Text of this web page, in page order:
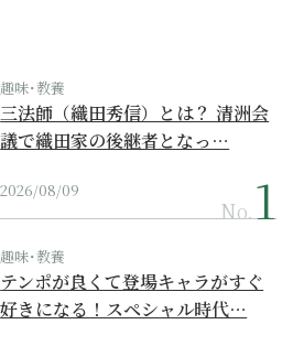
趣味･教養
三法師（織田秀信）とは？ 清洲会
議で織田家の後継者となっ…
2026/08/09
No.
趣味･教養
テンポが良くて登場キャラがすぐ
好きになる！スペシャル時代…